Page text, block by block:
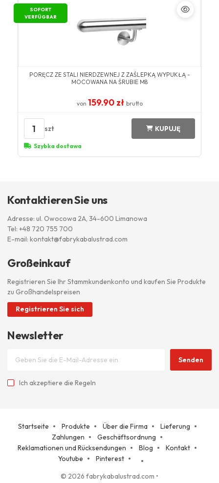
SOFORT
VERFÜGBAR
PORĘCZ ZE STALI NIERDZEWNEJ Z ZAŚLEPKĄ WYPUKŁĄ -
MOCOWANA NA ŚRUBIE M8
von 159.90 zł brutto
1 szt KUPUJĘ
Szybka dostawa
Kontaktieren Sie uns
Adresse: ul. Owocowa 2A, 34-600 Limanowa
Tel: +48 720 755 700
E-mail: kontakt@fabrykabalustrad.com
Großeinkauf
Registrieren Sie Ihr Stammkundenkonto und kaufen Sie Produkte
zu Großhandelspreisen
Registrieren Sie sich
Newsletter
Senden
Ich akzeptiere die Regeln
Startseite Produkte Über die Firma
Lieferung
Zahlungen
Geschäftsordnung
Reklamationen und Rücksendungen
Blog
Kontakt
Youtube
Pinterest
© 2026 fabrykabalustrad.com •